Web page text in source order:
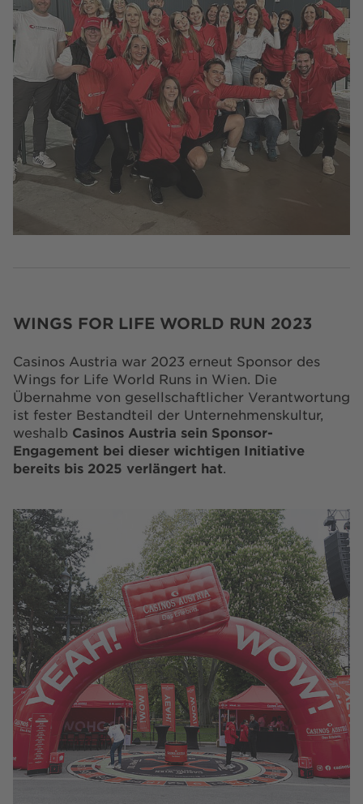
WINGS FOR LIFE WORLD RUN 2023
Casinos Austria war 2023 erneut Sponsor des
Wings for Life World Runs in Wien. Die
Übernahme von gesellschaftlicher Verantwortung
ist fester Bestandteil der Unternehmenskultur,
weshalb Casinos Austria sein Sponsor-
Engagement bei dieser wichtigen Initiative
bereits bis 2025 verlängert hat